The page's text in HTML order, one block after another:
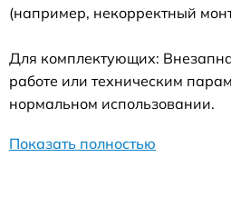
(например, некорректный
Для комплектующих:
работе или техническим
нормальном использовании.
Показать полностью